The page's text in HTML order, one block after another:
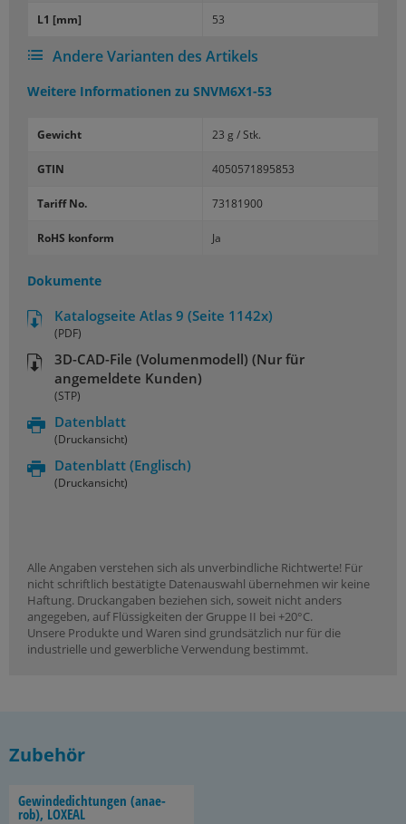
L1 [mm] 53
Andere Varianten des Artikels
Weitere Informationen zu SNVM6X1-53
Gewicht 23 g / Stk.
GTIN 4050571895853
Tariff No. 73181900
RoHS konform Ja
Dokumente
Katalogseite Atlas 9 (Seite 1142x)
(PDF)
3D-CAD-File (Volumenmodell) (Nur für
angemeldete Kunden)
(STP)
Datenblatt
(Druckansicht)
Datenblatt (Englisch)
(Druckansicht)
Alle Angaben verstehen sich als unverbindliche Richtwerte! Für
nicht schriftlich bestätigte Datenauswahl übernehmen wir keine
Haftung. Druckangaben beziehen sich, soweit nicht anders
angegeben, auf Flüssigkeiten der Gruppe II bei +20°C.
Unsere Produkte und Waren sind grundsätzlich nur für die
industrielle und gewerbliche Verwendung bestimmt.
Zubehör
Ge­win­de­dich­tun­gen (an­ae­
rob), LO­XE­AL